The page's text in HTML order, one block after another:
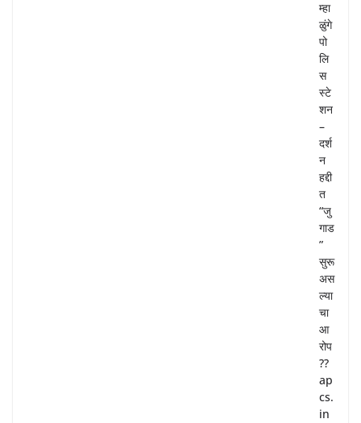
म्हा
ळुंगे
पो
लि
स
स्टे
शन
–
दर्श
न
हद्दी
त
“जु
गाड
”
सुरू
अस
ल्या
चा
आ
रोप
??
ap
cs.
in